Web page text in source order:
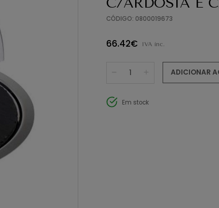
CÓDIGO: 0800019673
66.42€ IVA inc.
ADICIONAR
Em stock